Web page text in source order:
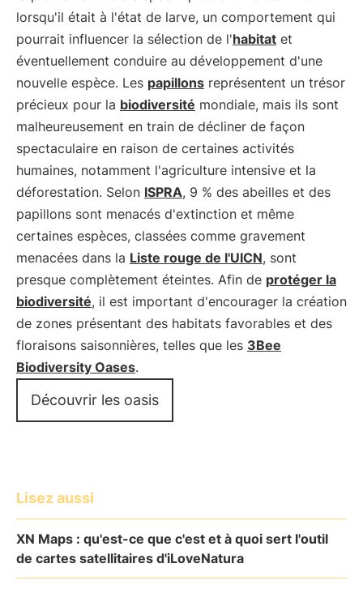
lorsqu'il était à l'état de larve, un comportement qui
pourrait influencer la sélection de l'habitat et
éventuellement conduire au développement d'une
nouvelle espèce. Les papillons représentent un trésor
précieux pour la biodiversité mondiale, mais ils sont
malheureusement en train de décliner de façon
spectaculaire en raison de certaines activités
humaines, notamment l'agriculture intensive et la
déforestation. Selon ISPRA, 9 % des abeilles et des
papillons sont menacés d'extinction et même
certaines espèces, classées comme gravement
menacées dans la Liste rouge de l'UICN, sont
presque complètement éteintes. Afin de protéger la
biodiversité, il est important d'encourager la création
de zones présentant des habitats favorables et des
floraisons saisonnières, telles que les 3Bee
Biodiversity Oases.
Découvrir les oasis
Lisez aussi
XN Maps : qu'est-ce que c'est et à quoi sert l'outil
de cartes satellitaires d'iLoveNatura